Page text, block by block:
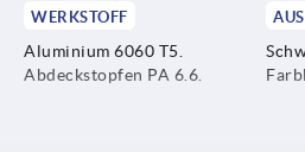
WERKSTOFF
Aluminium 6060 T5.
Abdeckstopfen PA 6.6.